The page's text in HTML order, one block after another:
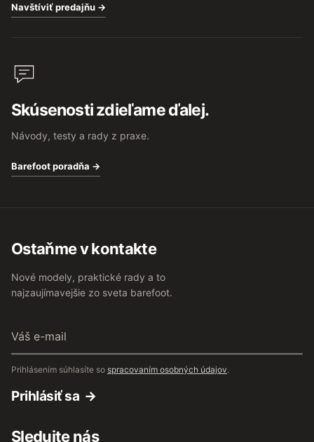
Navštíviť predajňu →
Skúsenosti zdieľame ďalej.
Návody, testy a rady z praxe.
Barefoot poradňa →
Ostaňme v kontakte
Nové modely, praktické rady a to
najzaujímavejšie zo sveta barefoot.
e-
mail
Prihlásením súhlasíte so spracovaním osobných údajov.
Prihlásiť sa
Sledujte nás